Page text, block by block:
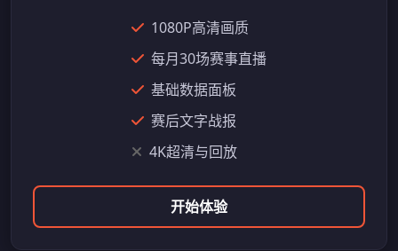
1080P高清画质
每月30场赛事直播
基础数据面板
赛后文字战报
4K超清与回放
开始体验